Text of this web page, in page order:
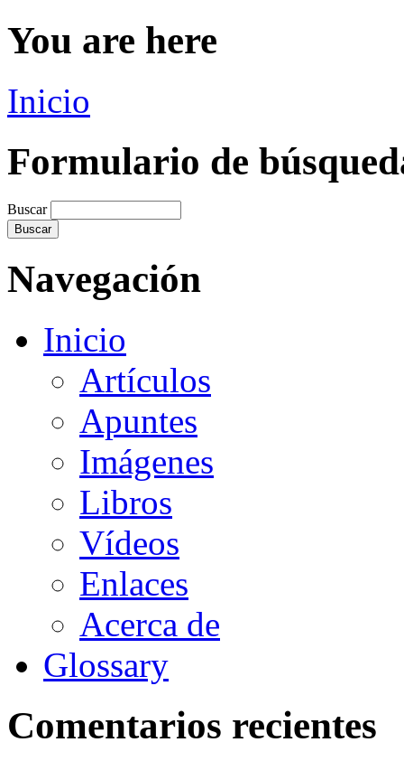
You are here
Inicio
Formulario de
Buscar
Navegación
Inicio
Artículos
Apuntes
Imágenes
Libros
Vídeos
Enlaces
Acerca de
Glossary
Comentarios recientes